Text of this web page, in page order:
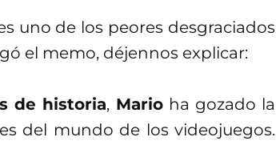
uno de los peores desgraciados
el memo, déjennos explicar:
de historia, Marioha gozado la
del mundo de los videojuegos.